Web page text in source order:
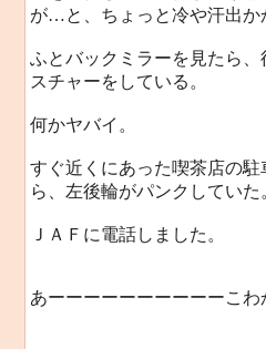
が…と、ちょっと冷や汗出か
ふとバックミラーを見たら
スチャーをしている。
何かヤバイ。
すぐ近くにあった喫茶店の
ら、左後輪がパンクしていた
ＪＡＦに電話しました。
あーーーーーーーーーーこ